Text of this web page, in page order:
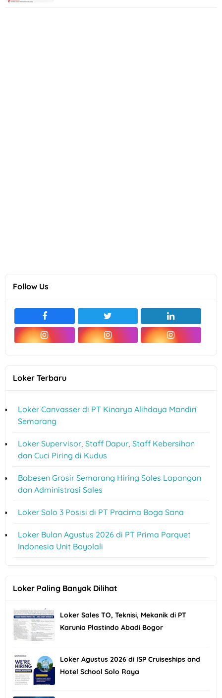
Follow Us
Loker Terbaru
Loker Canvasser di PT Kinarya Alihdaya Mandiri
Semarang
Loker Supervisor, Staff Dapur, Staff Kebersihan
dan Cuci Piring di Kudus
Babesen Grosir Semarang Hiring Sales Lapangan
dan Administrasi Sales
Loker Solo 3 Posisi di PT Pracima Boga Sana
Loker Bulan Agustus 2026 di PT Prima Parquet
Indonesia Unit Boyolali
Loker Paling Banyak Dilihat
Loker Sales TO, Teknisi, Mekanik di PT
Karunia Plastindo Abadi Bogor
Loker Agustus 2026 di ISP Cruiseships and
Hotel School Solo Raya